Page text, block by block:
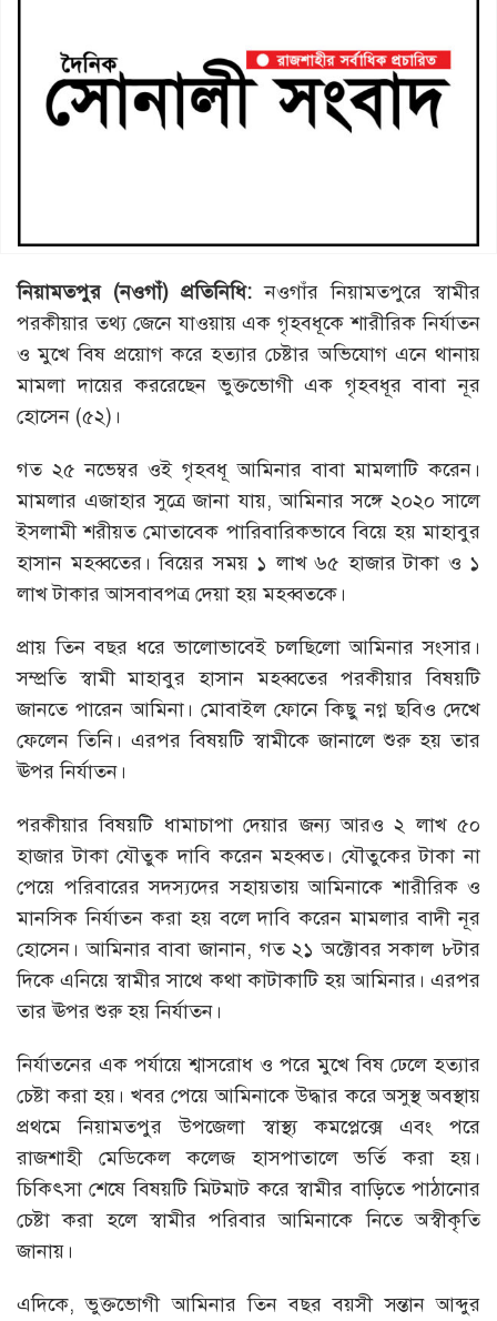
নিয়ামতপুর (নওগাঁ) প্রতিনিধি: নওগাঁর নিয়ামতপুরে স্বামীর
পরকীয়ার তথ্য জেনে যাওয়ায় এক গৃহবধূকে শারীরিক নির্যাতন
ও মুখে বিষ প্রয়োগ করে হত্যার চেষ্টার অভিযোগ এনে থানায়
মামলা দায়ের কররেছেন ভুক্তভোগী এক গৃহবধূর বাবা নূর
হোসেন (৫২)।
গত ২৫ নভেম্বর ওই গৃহবধূ আমিনার বাবা মামলাটি করেন।
মামলার এজাহার সুত্রে জানা যায়, আমিনার সঙ্গে ২০২০ সালে
ইসলামী শরীয়ত মোতাবেক পারিবারিকভাবে বিয়ে হয় মাহাবুর
হাসান মহব্বতের। বিয়ের সময় ১ লাখ ৬৫ হাজার টাকা ও ১
লাখ টাকার আসবাবপত্র দেয়া হয় মহব্বতকে।
প্রায় তিন বছর ধরে ভালোভাবেই চলছিলো আমিনার সংসার।
সম্প্রতি স্বামী মাহাবুর হাসান মহব্বতের পরকীয়ার বিষয়টি
জানতে পারেন আমিনা। মোবাইল ফোনে কিছু নগ্ন ছবিও দেখে
ফেলেন তিনি। এরপর বিষয়টি স্বামীকে জানালে শুরু হয় তার
ঊপর নির্যাতন।
পরকীয়ার বিষয়টি ধামাচাপা দেয়ার জন্য আরও ২ লাখ ৫০
হাজার টাকা যৌতুক দাবি করেন মহব্বত। যৌতুকের টাকা না
পেয়ে পরিবারের সদস্যদের সহায়তায় আমিনাকে শারীরিক ও
মানসিক নির্যাতন করা হয় বলে দাবি করেন মামলার বাদী নূর
হোসেন। আমিনার বাবা জানান, গত ২১ অক্টোবর সকাল ৮টার
দিকে এনিয়ে স্বামীর সাথে কথা কাটাকাটি হয় আমিনার। এরপর
তার ঊপর শুরু হয় নির্যাতন।
নির্যাতনের এক পর্যায়ে শ্বাসরোধ ও পরে মুখে বিষ ঢেলে হত্যার
চেষ্টা করা হয়। খবর পেয়ে আমিনাকে উদ্ধার করে অসুস্থ অবস্থায়
প্রথমে নিয়ামতপুর উপজেলা স্বাস্থ্য কমপ্লেক্সে এবং পরে
রাজশাহী মেডিকেল কলেজ হাসপাতালে ভর্তি করা হয়।
চিকিৎসা শেষে বিষয়টি মিটমাট করে স্বামীর বাড়িতে পাঠানোর
চেষ্টা করা হলে স্বামীর পরিবার আমিনাকে নিতে অস্বীকৃতি
জানায়।
এদিকে, ভুক্তভোগী আমিনার তিন বছর বয়সী সন্তান আব্দুর